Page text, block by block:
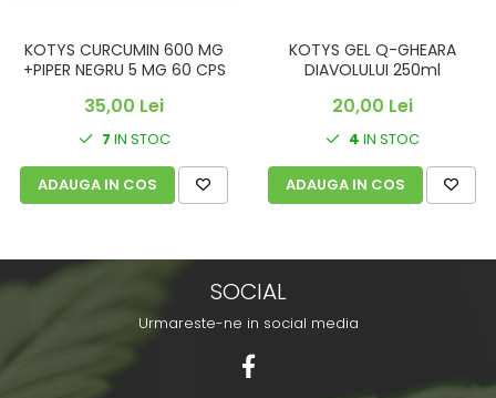
KOTYS CURCUMIN 600 MG
+PIPER NEGRU 5 MG 60 CPS
35,00 Lei
7 IN STOC
ADAUGA IN COS
KOTYS GEL Q-GHEARA
DIAVOLULUI 250ml
20,00 Lei
4 IN STOC
ADAUGA IN COS
SOCIAL
Urmareste-ne in social media